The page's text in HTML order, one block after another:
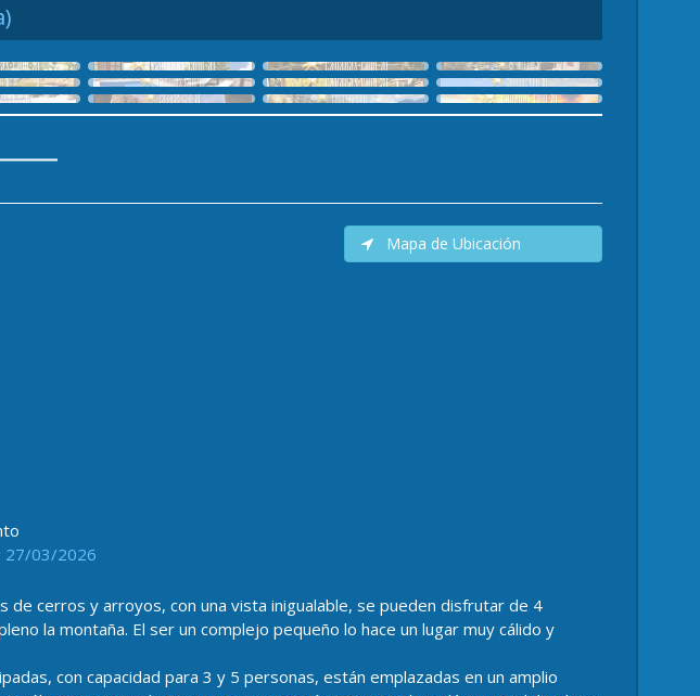
Mapa de Ubicación
27/03/2026
de cerros y arroyos, con una vista inigualable, se pueden disfrutar de 4
la montaña. El ser un complejo pequeño lo hace un lugar muy cálido y
con capacidad para 3 y 5 personas, están emplazadas en un amplio